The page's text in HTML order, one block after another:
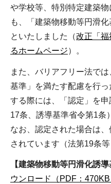
や学校等、特別特定建築
も、「建築物移動等円滑
といたしました（改正「福
るホームページ）。
また、バリアフリー法で
基準」を満たす配慮を行
する際には、「認定」を
17条、誘導基準省令第1条
なお、認定された場合は
されています（法第19条等
【建築物移動等円滑化誘導
ウンロード（PDF：470KB